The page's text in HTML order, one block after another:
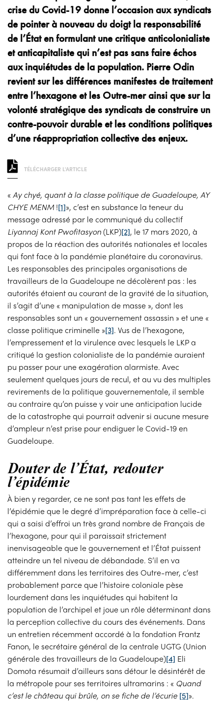
crise du Covid-19 donne l’occasion aux syndicats
de pointer à nouveau du doigt la responsabilité
de l’État en formulant une critique anticolonialiste
et anticapitaliste qui n’est pas sans faire échos
aux inquiétudes de la population. Pierre Odin
revient sur les différences manifestes de traitement
entre l’hexagone et les Outre-mer ainsi que sur la
volonté stratégique des syndicats de construire un
contre-pouvoir durable et les conditions politiques
d’une réappropriation collective des enjeux.
TÉLÉCHARGER L'ARTICLE
«Ay chyé, quant à la classe politique de Guadeloupe, AY
CHYE MENM ![1]», c’est en substance la teneur du
message adressé par le communiqué du collectif
Liyannaj Kont Pwofitasyon(LKP)[2], le 17 mars 2020, à
propos de la réaction des autorités nationales et locales
qui font face à la pandémie planétaire du coronavirus.
Les responsables des principales organisations de
travailleurs de la Guadeloupe ne décolèrent pas : les
autorités étaient au courant de la gravité de la situation,
il s’agit d’une « manipulation de masse », dont les
responsables sont un « gouvernement assassin » et une «
classe politique criminelle »[3]. Vus de l’hexagone,
l’empressement et la virulence avec lesquels le LKP a
critiqué la gestion colonialiste de la pandémie auraient
pu passer pour une exagération alarmiste. Avec
seulement quelques jours de recul, et au vu des multiples
revirements de la politique gouvernementale, il semble
au contraire qu’on puisse y voir une anticipation lucide
de la catastrophe qui pourrait advenir si aucune mesure
d’ampleur n’est prise pour endiguer le Covid-19 en
Guadeloupe.
Douter de l’État, redouter
l’épidémie
À bien y regarder, ce ne sont pas tant les effets de
l’épidémie que le degré d’impréparation face à celle-ci
qui a saisi d’effroi un très grand nombre de Français de
l’hexagone, pour qui il paraissait strictement
inenvisageable que le gouvernement et l’État puissent
atteindre un tel niveau de débandade. S’il en va
différemment dans les territoires des Outre-mer, c’est
probablement parce que l’histoire coloniale pèse
lourdement dans les inquiétudes qui habitent la
population de l’archipel et joue un rôle déterminant dans
la perception collective du cours des événements. Dans
un entretien récemment accordé à la fondation Frantz
Fanon, le secrétaire général de la centrale UGTG (Union
générale des travailleurs de la Guadeloupe)[4] Eli
Domota résumait d’ailleurs sans détour le désintérêt de
la métropole pour ses territoires ultramarins : « Quand
c’est le château qui brûle, on se fiche de l’écurie [5]».